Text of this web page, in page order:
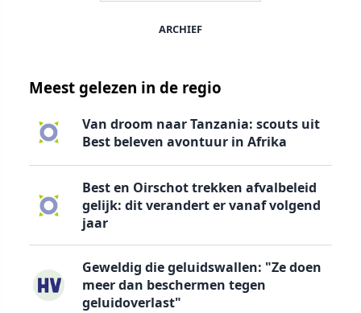
ARCHIEF
Meest gelezen in de regio
Van droom naar Tanzania: scouts uit
Best beleven avontuur in Afrika
Best en Oirschot trekken afvalbeleid
gelijk: dit verandert er vanaf volgend
jaar
Geweldig die geluidswallen: "Ze doen
meer dan beschermen tegen
geluidoverlast"